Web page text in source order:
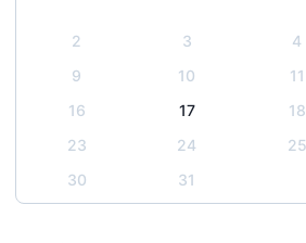
2
3 4
9
10 11
16
17 18
23
24 25
30
31